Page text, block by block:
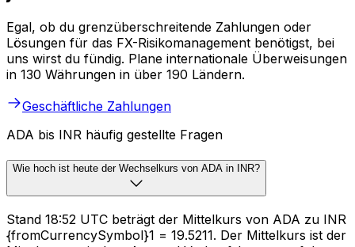
Egal, ob du grenzüberschreitende Zahlungen oder
Lösungen für das FX-Risikomanagement benötigst, bei
uns wirst du fündig. Plane internationale Überweisungen
in 130 Währungen in über 190 Ländern.
Geschäftliche Zahlungen
ADA bis INR häufig gestellte Fragen
Wie hoch ist heute der Wechselkurs von ADA in INR?
Stand 18:52 UTC beträgt der Mittelkurs von ADA zu INR
{fromCurrencySymbol}1 = ₹19.5211. Der Mittelkurs ist der